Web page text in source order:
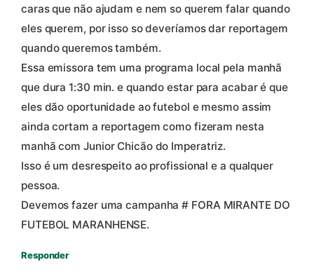
caras que não ajudam e nem so querem falar quando
eles querem, por isso so deveríamos dar reportagem
quando queremos também.
Essa emissora tem uma programa local pela manhã
que dura 1:30 min. e quando estar para acabar é que
eles dão oportunidade ao futebol e mesmo assim
ainda cortam a reportagem como fizeram nesta
manhã com Junior Chicão do Imperatriz.
Isso é um desrespeito ao profissional e a qualquer
pessoa.
Devemos fazer uma campanha # FORA MIRANTE DO
FUTEBOL MARANHENSE.
Responder